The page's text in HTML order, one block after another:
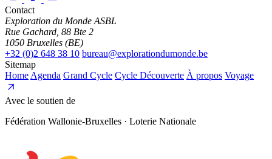
Contact
Exploration du Monde ASBL
Rue Gachard, 88 Bte 2
1050 Bruxelles (BE)
+32 (0)2 648 38 10 bureau@explorationdumonde.be
Sitemap
Home Agenda Grand Cycle Cycle Découverte À propos Voyage
Avec le soutien de
Fédération Wallonie-Bruxelles · Loterie Nationale